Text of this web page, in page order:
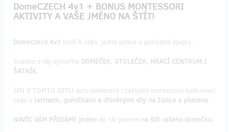
DomeCZECH 4v1 + BONUS MONTESSORI
AKTIVITY A VAŠE JMÉNO NA ŠTÍT!
Domeczech 4v1 tvoří 6 stěn, jedna police a potřebné spojky.
Snadno z něj vytvoříte DOMEČEK, STOLEČEK, HRACÍ CENTRUM I
ŠATNÍK.
JEN V TOMTO SETU setu naleznete i základní montessori kolíkovací
sadu s tetrisem, gumičkami a dřevěnými díly na číslice a písmena.
NAVÍC VÁM PŘIDÁME jméno do 10 písmen na štít vašeho domečku.